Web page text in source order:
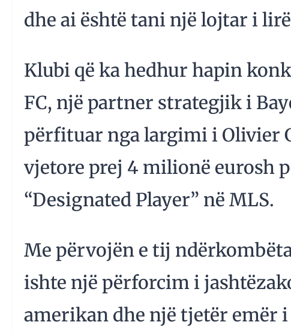
dhe ai është tani një lojtar i
Klubi që ka hedhur hapin
FC, një partner strategjik i
përfituar nga largimi i Olivier
vjetore prej 4 milionë eurosh
“Designated Player” në MLS.
Me përvojën e tij
ishte një përforcim i
amerikan dhe një tjetër emër